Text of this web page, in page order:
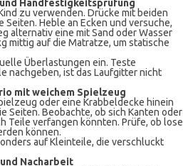
Handfestigkeitsprüfung
zu verwenden. Drücke mit beiden
Heble an Ecken und versuche,
alternativ eine mit Sand oder Wasser
mittig auf die Matratze, um statische
Überlastungen ein. Teste
nachgeben, ist das Laufgitter nicht
mit weichem Spielzeug
oder eine Krabbeldecke hinein
Seiten. Beobachte, ob sich Kanten oder
Teile verfangen könnten. Prüfe, ob lose
können.
auf Kleinteile, die verschluckt
Nacharbeit